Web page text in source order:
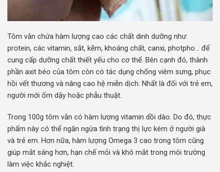
Tôm vằn chứa hàm lượng cao các chất dinh dưỡng như:
protein, các vitamin, sắt, kẽm, khoáng chất, canxi, photpho… để
cung cấp dưỡng chất thiết yếu cho cơ thể. Bên cạnh đó, thành
phần axit béo của tôm còn có tác dụng chống viêm sưng, phục
hồi vết thương và nâng cao hệ miễn dịch. Nhất là đối với trẻ em,
người mới ốm dậy hoặc phẫu thuật.
Trong 100g tôm vằn có hàm lượng vitamin dồi dào. Do đó, thực
phẩm này có thể ngăn ngừa tình trạng thị lực kém ở người già
và trẻ em. Hơn nữa, hàm lượng Omega 3 cao trong tôm cũng
giúp mắt sáng hơn, hạn chế mỏi và khô mắt trong môi trường
làm việc khắc nghiệt.